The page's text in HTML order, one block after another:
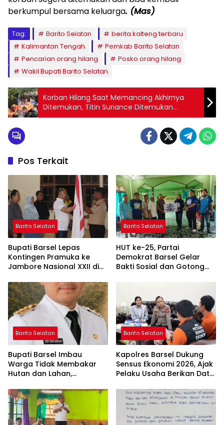
berkumpul bersama keluarga. (Mas)
Tag: Barito Selatan
berita kalteng terbaru
Kalimantan Tengah
Pemkab Barito Selatan
Pencarian orang hilang
Posko orang hilang
Wakil Bupati Barito Selatan
Korban Hilang Saat Memancing Akhirnya
Ditemukan, Titin Suriance Ditemukan
Meninggal Setelah Lima Hari Pencarian
Pos Terkait
Barito Selatan
Bupati Barsel Lepas
Kontingen Pramuka ke
Jambore Nasional XXII di
Barito Selatan
HUT ke-25, Partai
Demokrat Barsel Gelar
Bakti Sosial dan Gotong
Ashfiya
Barito Selatan
Bupati Barsel Imbau
Warga Tidak Membakar
Hutan dan Lahan,
Bebas Kabut Asap
Barito Selatan
Kapolres Barsel Dukung
Sensus Ekonomi 2026, Ajak
Pelaku Usaha Berikan Data